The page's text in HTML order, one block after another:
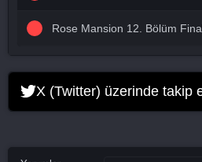
Rose Mansion 12. Bölüm
X (Twitter) üzerinde takip